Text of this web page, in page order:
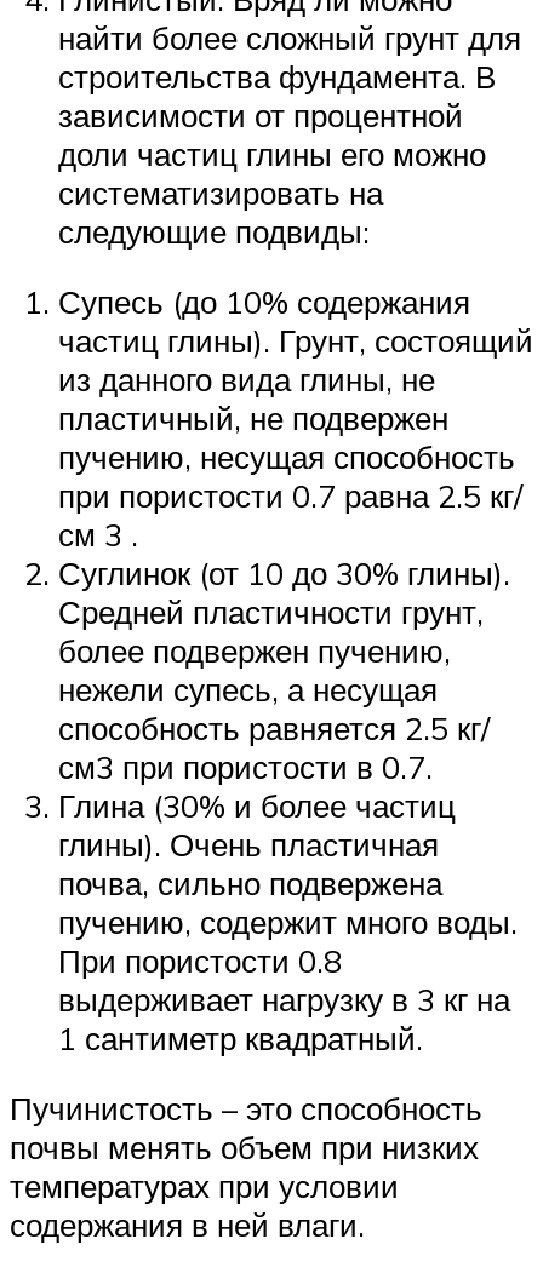
найти более сложный грунт для
строительства фундамента. В
зависимости от процентной
доли частиц глины его можно
систематизировать на
следующие подвиды:
Супесь (до 10% содержания
частиц глины). Грунт, состоящий
из данного вида глины, не
пластичный, не подвержен
пучению, несущая способность
при пористости 0.7 равна 2.5 кг/
см 3 .
Суглинок (от 10 до 30% глины).
Средней пластичности грунт,
более подвержен пучению,
нежели супесь, а несущая
способность равняется 2.5 кг/
см3 при пористости в 0.7.
Глина (30% и более частиц
глины). Очень пластичная
почва, сильно подвержена
пучению, содержит много воды.
При пористости 0.8
выдерживает нагрузку в 3 кг на
1 сантиметр квадратный.
Пучинистость – это способность
почвы менять объем при низких
температурах при условии
содержания в ней влаги.